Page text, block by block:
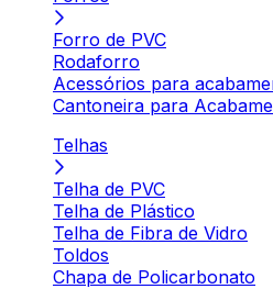
Forro de PVC
Rodaforro
Acessórios para
Cantoneira para
Telhas
Telha de PVC
Telha de Plástico
Telha de Fibra de Vidro
Toldos
Chapa de Policarbonato